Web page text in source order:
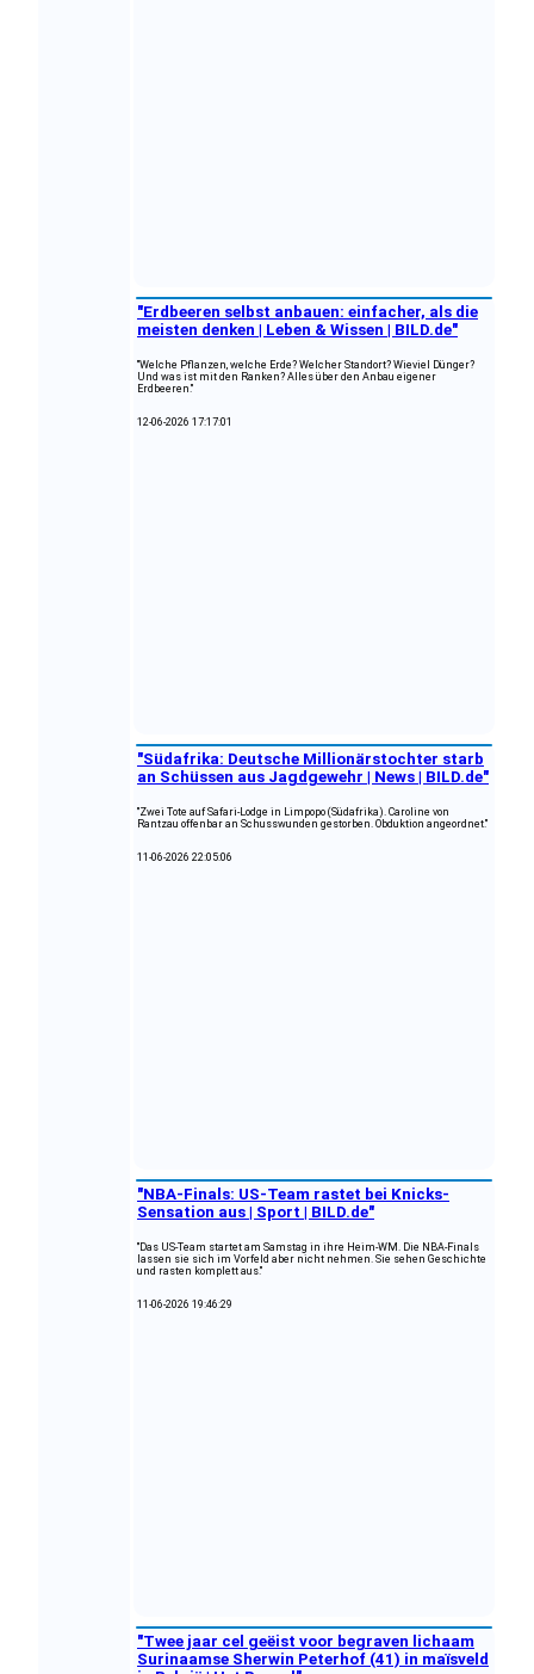
"Erdbeeren selbst anbauen: einfacher, als die
meisten denken | Leben & Wissen | BILD.de"
"Welche Pflanzen, welche Erde? Welcher Standort? Wieviel Dünger?
Und was ist mit den Ranken? Alles über den Anbau eigener
Erdbeeren."
12-06-2026 17:17:01
"Südafrika: Deutsche Millionärstochter starb
an Schüssen aus Jagdgewehr | News | BILD.de"
"Zwei Tote auf Safari-Lodge in Limpopo (Südafrika). Caroline von
Rantzau offenbar an Schusswunden gestorben. Obduktion angeordnet."
11-06-2026 22:05:06
"NBA-Finals: US-Team rastet bei Knicks-
Sensation aus | Sport | BILD.de"
"Das US-Team startet am Samstag in ihre Heim-WM. Die NBA-Finals
lassen sie sich im Vorfeld aber nicht nehmen. Sie sehen Geschichte
und rasten komplett aus."
11-06-2026 19:46:29
"Twee jaar cel geëist voor begraven lichaam
Surinaamse Sherwin Peterhof (41) in maïsveld